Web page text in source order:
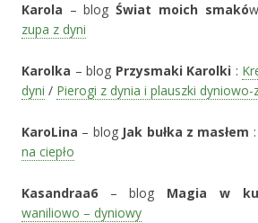
Karola – blogŚwiat moich smakó
zupa z dyni
Karolka – blog Przysmaki Karolki :
dyni / Pierogi z dynia i plauszki dyniowo-
KaroLina – blog Jak bułka z masłem
na ciepło
Kasandraa6 – blog Magia w
waniliowo – dyniowy